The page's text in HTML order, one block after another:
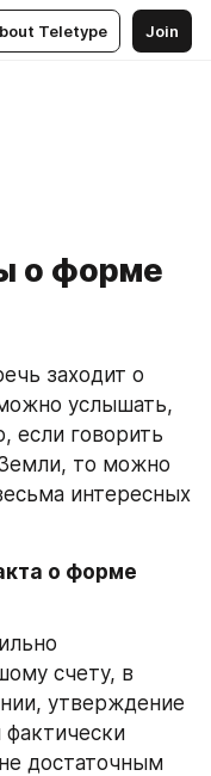
Teletype Join
о форме
заходит о
услышать,
если говорить
то можно
интересных
о форме
счету, в
утверждение
достаточным